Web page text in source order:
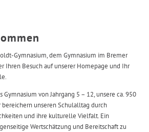
Gymnasium, dem Gymnasium im Bremer
Ihren Besuch auf unserer Homepage und Ihr
von Jahrgang 5 – 12, unsere ca. 950
unseren Schulalltag durch
und ihre kulturelle Vielfalt. Ein
Wertschätzung und Bereitschaft zu